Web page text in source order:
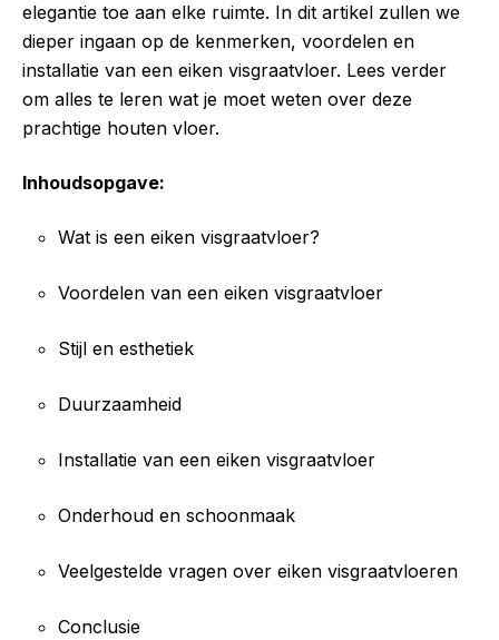
elegantie toe aan elke ruimte. In dit artikel zullen we
dieper ingaan op de kenmerken, voordelen en
installatie van een eiken visgraatvloer. Lees verder
om alles te leren wat je moet weten over deze
prachtige houten vloer.
Inhoudsopgave:
Wat is een eiken visgraatvloer?
Voordelen van een eiken visgraatvloer
Stijl en esthetiek
Duurzaamheid
Installatie van een eiken visgraatvloer
Onderhoud en schoonmaak
Veelgestelde vragen over eiken visgraatvloeren
Conclusie